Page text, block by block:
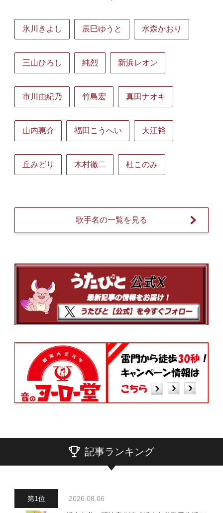
氷川きよし 辰巳ゆうと 水森かおり
三山ひろし 純烈 新浜レオン
市川由紀乃 竹島宏 真田ナオキ
山内惠介 福田こうへい 大江裕
丘みどり 木村徹二 杜このみ
歌手名の一覧を見る
記事ランキング
2026.08.06